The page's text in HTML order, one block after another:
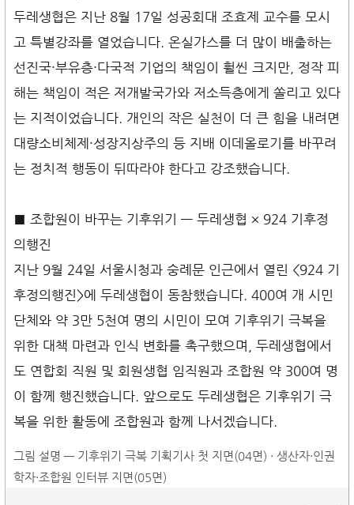
두레생협은 지난 8월 17일 성공회대 조효제 교수를 모시
고 특별강좌를 열었습니다. 온실가스를 더 많이 배출하는
선진국·부유층·다국적 기업의 책임이 훨씬 크지만, 정작 피
해는 책임이 적은 저개발국가와 저소득층에게 쏠리고 있다
는 지적이었습니다. 개인의 작은 실천이 더 큰 힘을 내려면
대량소비체제·성장지상주의 등 지배 이데올로기를 바꾸려
는 정치적 행동이 뒤따라야 한다고 강조했습니다.
■ 조합원이 바꾸는 기후위기 — 두레생협 × 924 기후정
의행진
지난 9월 24일 서울시청과 숭례문 인근에서 열린 <924 기
후정의행진>에 두레생협이 동참했습니다. 400여 개 시민
단체와 약 3만 5천여 명의 시민이 모여 기후위기 극복을
위한 대책 마련과 인식 변화를 촉구했으며, 두레생협에서
도 연합회 직원 및 회원생협 임직원과 조합원 약 300여 명
이 함께 행진했습니다. 앞으로도 두레생협은 기후위기 극
복을 위한 활동에 조합원과 함께 나서겠습니다.
그림 설명 — 기후위기 극복 기획기사 첫 지면(04면) · 생산자·인권
학자·조합원 인터뷰 지면(05면)